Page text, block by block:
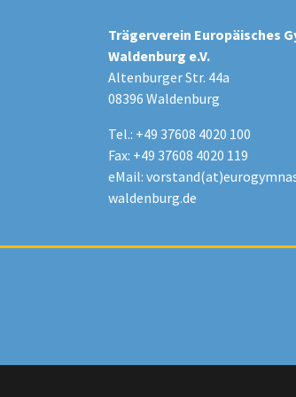
Trägerverein Europäisches
Waldenburg e.V.
Altenburger Str. 44a
08396 Waldenburg
Tel.: +49 37608 4020 100
Fax: +49 37608 4020 119
eMail:
waldenburg.de